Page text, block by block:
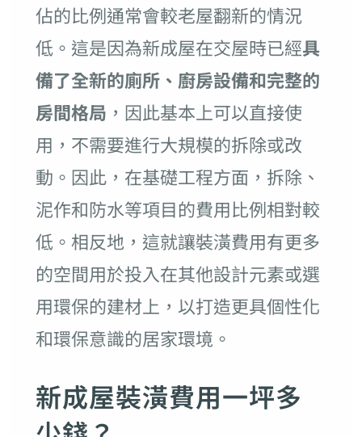
佔的比例通常會較老屋翻新的情況
低。這是因為新成屋在交屋時已經具
備了全新的廁所、廚房設備和完整的
房間格局 ，因此基本上可以直接使
用，不需要進行大規模的拆除或改
動。因此，在基礎工程方面，拆除、
泥作和防水等項目的費用比例相對較
低。相反地，這就讓裝潢費用有更多
的空間用於投入在其他設計元素或選
用環保的建材上，以打造更具個性化
和環保意識的居家環境。
新成屋裝潢費用一坪多